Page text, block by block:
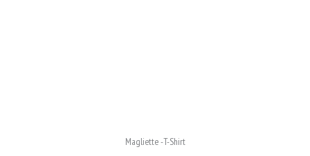
Magliette -T-Shirt